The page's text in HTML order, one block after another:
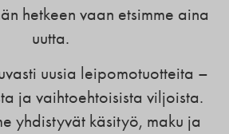
hetkeen vaan etsimme aina
uutta.
uusia leipomotuotteita –
ja vaihtoehtoisista viljoista.
yhdistyvät käsityö, maku ja